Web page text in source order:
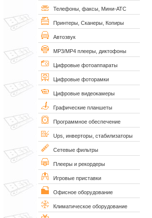
Телефоны, факсы, Мини-АТС
Принтеры, Сканеры, Копиры
Автозвук
MP3/MP4 плееры, диктофоны
Цифровые фотоаппараты
Цифровые фоторамки
Цифровые видеокамеры
Графические планшеты
Программное обеспечение
Ups, инверторы, стабилизаторы
Сетевые фильтры
Плееры и рекордеры
Игровые приставки
Офисное оборудование
Климатическое оборудование